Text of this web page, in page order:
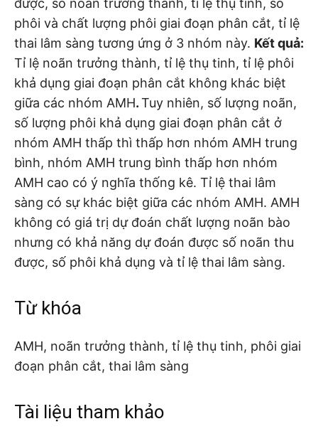
phôi và chất lượng phôi giai đoạn phân cắt, tỉ lệ
thai lâm sàng tương ứng ở 3 nhóm này. Kết quả:
Tỉ lệ noãn trưởng thành, tỉ lệ thụ tinh, tỉ lệ phôi
khả dụng giai đoạn phân cắt không khác biệt
giữa các nhóm AMH.Tuy nhiên, số lượng noãn,
số lượng phôi khả dụng giai đoạn phân cắt ở
nhóm AMH thấp thì thấp hơn nhóm AMH trung
bình, nhóm AMH trung bình thấp hơn nhóm
AMH cao có ý nghĩa thống kê. Tỉ lệ thai lâm
sàng có sự khác biệt giữa các nhóm AMH. AMH
không có giá trị dự đoán chất lượng noãn bào
nhưng có khả năng dự đoán được số noãn thu
được, số phôi khả dụng và tỉ lệ thai lâm sàng.
Từ khóa
AMH, noãn trưởng thành, tỉ lệ thụ tinh, phôi giai
đoạn phân cắt, thai lâm sàng
Tài liệu tham khảo